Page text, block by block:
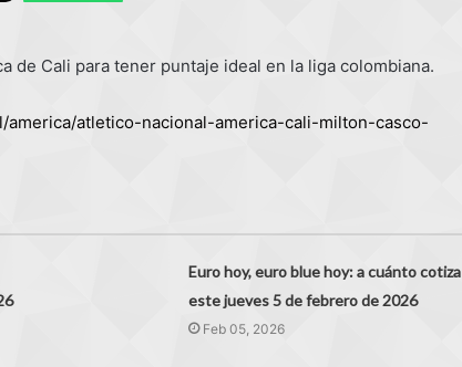
de Cali para tener puntaje ideal en la liga colombiana.
atletico-nacional-america-cali-milton-casco-
Euro hoy, euro blue hoy: a cuánto cotiza
este jueves 5 de febrero de 2026
Feb 05, 2026